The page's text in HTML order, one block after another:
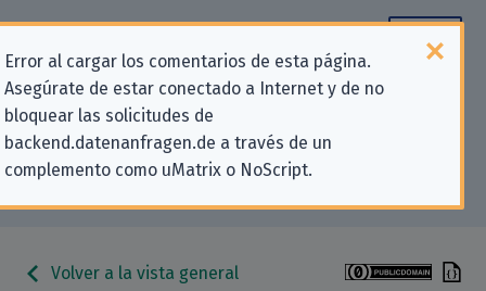
Error al cargar los comentarios de esta página.
Asegúrate de estar conectado a Internet y de no
bloquear las solicitudes de
backend.datenanfragen.de a través de un
complemento como uMatrix o NoScript.
Información de contacto para
solicitudes relativas a la privacidad
para «Regis24 GmbH»
Volver a la vista general